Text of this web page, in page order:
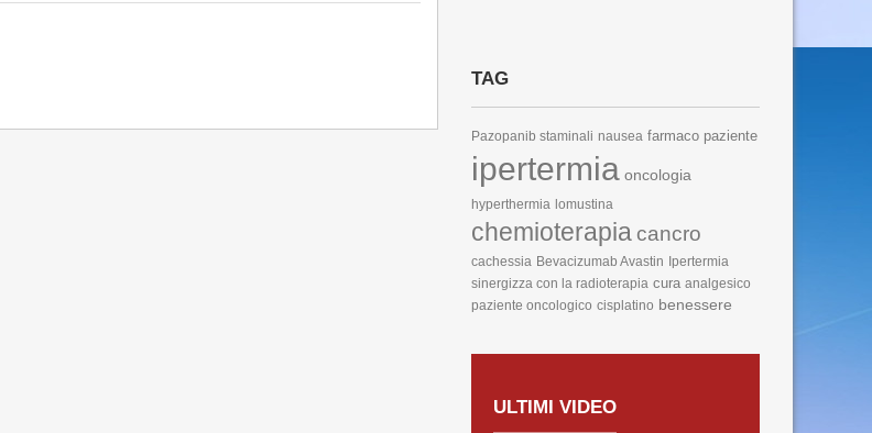
TAG
Pazopanib staminali nausea farmaco paziente
ipertermia oncologia
hyperthermia lomustina
chemioterapia cancro
cachessia Bevacizumab Avastin Ipertermia
sinergizza con la radioterapia cura analgesico
paziente oncologico cisplatino benessere
ULTIMI VIDEO